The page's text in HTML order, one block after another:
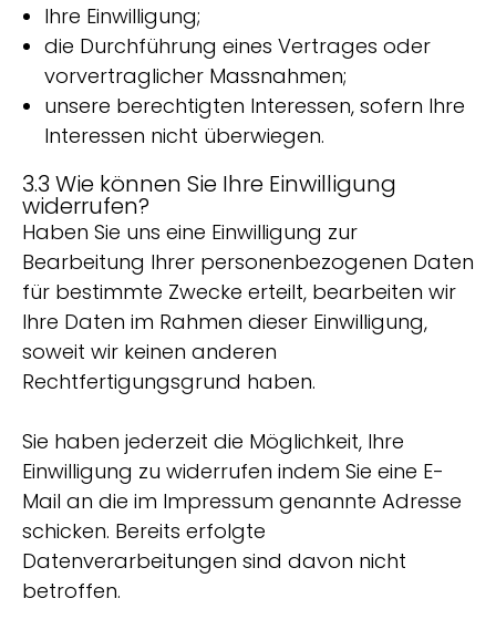
Ihre Einwilligung;
die Durchführung eines Vertrages oder
vorvertraglicher Massnahmen;
unsere berechtigten Interessen, sofern Ihre
Interessen nicht überwiegen.
3.3 Wie können Sie Ihre Einwilligung
widerrufen?
Haben Sie uns eine Einwilligung zur
Bearbeitung Ihrer personenbezogenen Daten
für bestimmte Zwecke erteilt, bearbeiten wir
Ihre Daten im Rahmen dieser Einwilligung,
soweit wir keinen anderen
Rechtfertigungsgrund haben.
Sie haben jederzeit die Möglichkeit, Ihre
Einwilligung zu widerrufen indem Sie eine E-
Mail an die im Impressum genannte Adresse
schicken. Bereits erfolgte
Datenverarbeitungen sind davon nicht
betroffen.